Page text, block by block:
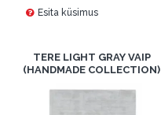
Esita küsimus
TERE LIGHT GRAY VAIP
(HANDMADE COLLECTION)